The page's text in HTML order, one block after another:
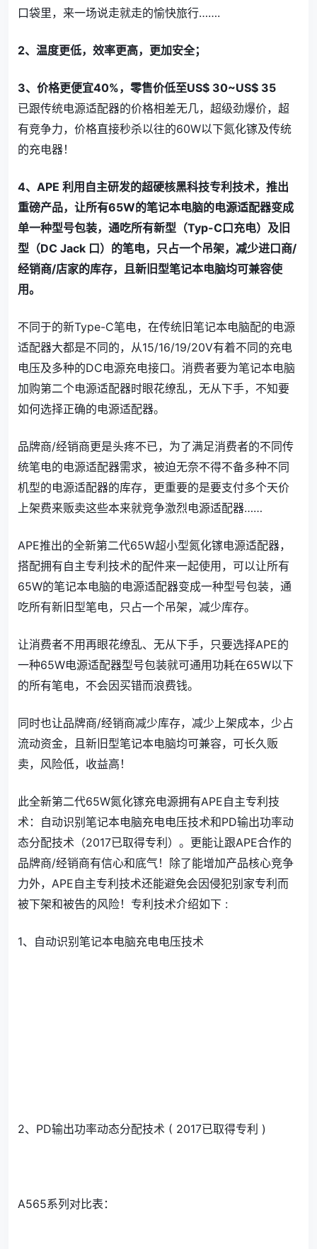
口袋里，来一场说走就走的愉快旅行…….
2、温度更低，效率更高，更加安全；
3、价格更便宜40%，零售价低至US$ 30~US$ 35
已跟传统电源适配器的价格相差无几，超级劲爆价，超
有竞争力，价格直接秒杀以往的60W以下氮化镓及传统
的充电器！
4、APE 利用自主研发的超硬核黑科技专利技术，推出
重磅产品，让所有65W的笔记本电脑的电源适配器变成
单一种型号包装，通吃所有新型（Typ-C口充电）及旧
型（DC Jack 口）的笔电，只占一个吊架，减少进口商/
经销商/店家的库存，且新旧型笔记本电脑均可兼容使
用。
不同于的新Type-C笔电，在传统旧笔记本电脑配的电源
适配器大都是不同的，从15/16/19/20V有着不同的充电
电压及多种的DC电源充电接口。消费者要为笔记本电脑
加购第二个电源适配器时眼花缭乱，无从下手，不知要
如何选择正确的电源适配器。
品牌商/经销商更是头疼不已，为了满足消费者的不同传
统笔电的电源适配器需求，被迫无奈不得不备多种不同
机型的电源适配器的库存，更重要的是要支付多个天价
上架费来贩卖这些本来就竞争激烈电源适配器……
APE推出的全新第二代65W超小型氮化镓电源适配器，
搭配拥有自主专利技术的配件来一起使用，可以让所有
65W的笔记本电脑的电源适配器变成一种型号包装，通
吃所有新旧型笔电，只占一个吊架，减少库存。
让消费者不用再眼花缭乱、无从下手，只要选择APE的
一种65W电源适配器型号包装就可通用功耗在65W以下
的所有笔电，不会因买错而浪费钱。
同时也让品牌商/经销商减少库存，减少上架成本，少占
流动资金，且新旧型笔记本电脑均可兼容，可长久贩
卖，风险低，收益高！
此全新第二代65W氮化镓充电源拥有APE自主专利技
术：自动识别笔记本电脑充电电压技术和PD输出功率动
态分配技术（2017已取得专利）。更能让跟APE合作的
品牌商/经销商有信心和底气！除了能增加产品核心竞争
力外，APE自主专利技术还能避免会因侵犯别家专利而
被下架和被告的风险！专利技术介绍如下 :
1、自动识别笔记本电脑充电电压技术
2、PD输出功率动态分配技术 ( 2017已取得专利 )
A565系列对比表：